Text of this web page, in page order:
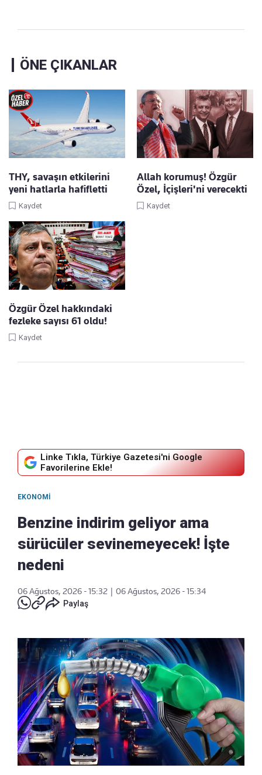
ÖNE ÇIKANLAR
THY, savaşın etkilerini
yeni hatlarla hafifletti
Kaydet
Allah korumuş! Özgür
Özel, İçişleri'ni verecekti
Kaydet
Özgür Özel hakkındaki
fezleke sayısı 61 oldu!
Kaydet
Linke Tıkla, Türkiye Gazetesi'ni Google
Favorilerine Ekle!
EKONOMI
Benzine indirim geliyor ama
sürücüler sevinemeyecek! İşte
nedeni
06 Ağustos, 2026 - 15:32
06 Ağustos, 2026 - 15:34
Paylaş